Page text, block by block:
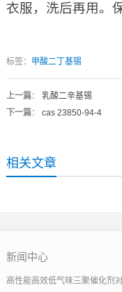
衣服，洗后再用。
标签： 甲酸二丁基锡
上一篇： 乳酸二辛基锡
下一篇： cas 23850-94-4
相关文章
新闻中心
高性能高效低气味三聚催化剂